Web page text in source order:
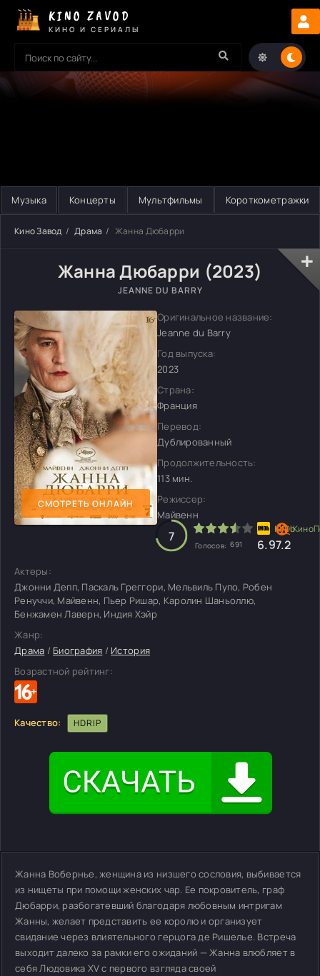
KINO ZAVOD
КИНО И СЕРИАЛЫ
Музыка Концерты Мультфильмы Короткометражки
Кино Завод Драма Жанна Дюбарри
Жанна Дюбарри (2023)
JEANNE DU BARRY
СМОТРЕТЬ ОНЛАЙН
Оригинальное название:
Jeanne du Barry
Год выпуска:
2023
Страна:
Франция
Перевод:
Дублированный
Продолжительность:
113 мин.
Режиссер:
Майвенн
7
Голосов: 691 6.97.2
Актеры:
Джонни Депп, Паскаль Греггори, Мельвиль Пупо, Робен
Ренуччи, Майвенн, Пьер Ришар, Каролин Шаньоллю,
Бенжамен Лаверн, Индия Хэйр
Жанр:
Драма / Биография / История
Возрастной рейтинг:
Качество: HDRIP
Жанна Вобернье, женщина из низшего сословия, выбивается
из нищеты при помощи женских чар. Ее покровитель, граф
Дюбарри, разбогатевший благодаря любовным интригам
Жанны, желает представить ее королю и организует
свидание через влиятельного герцога де Ришелье. Встреча
выходит далеко за рамки его ожиданий — Жанна влюбляет в
себя Людовика XV с первого взгляда своей